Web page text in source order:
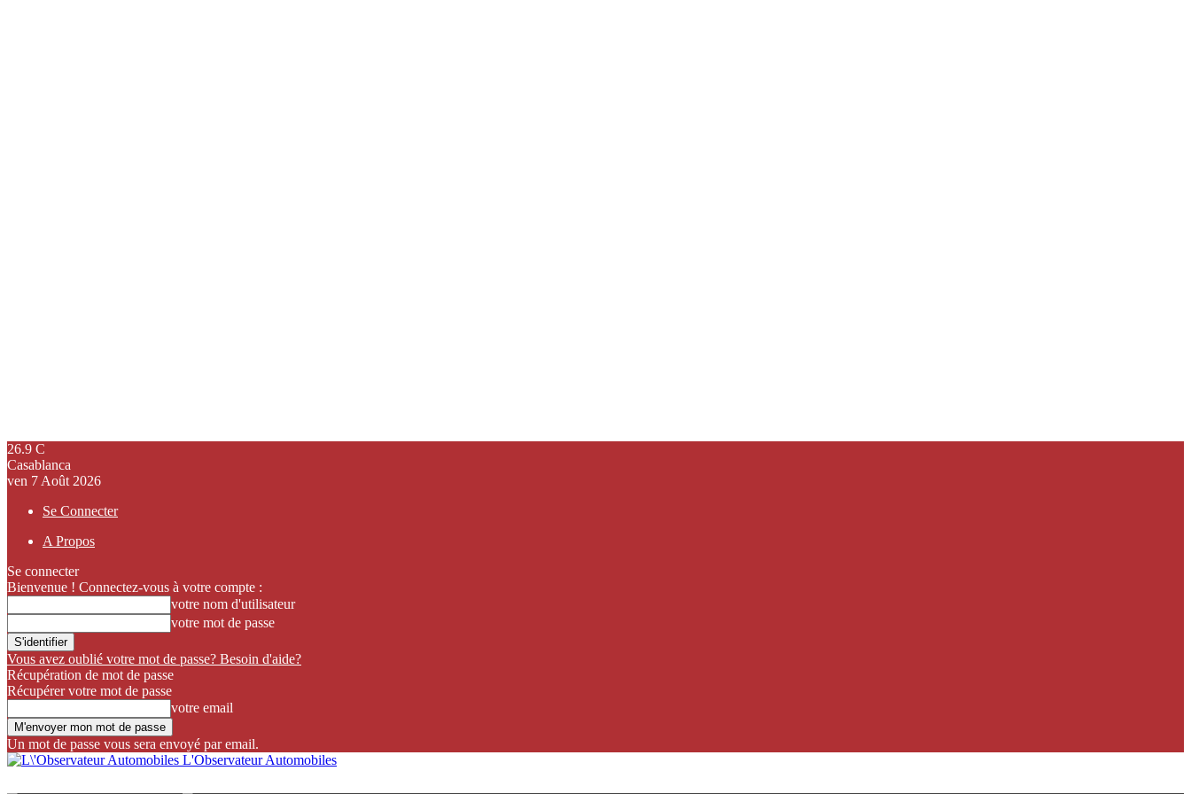
26.9 C
Casablanca
ven 7 Août 2026
Se Connecter
A Propos
Se connecter
Bienvenue ! Connectez-vous à votre compte :
votre nom d'utilisateur
votre mot de passe
Vous avez oublié votre mot de passe? Besoin d'aide?
Récupération de mot de passe
Récupérer votre mot de passe
votre email
Un mot de passe vous sera envoyé par email.
L'Observateur Automobiles